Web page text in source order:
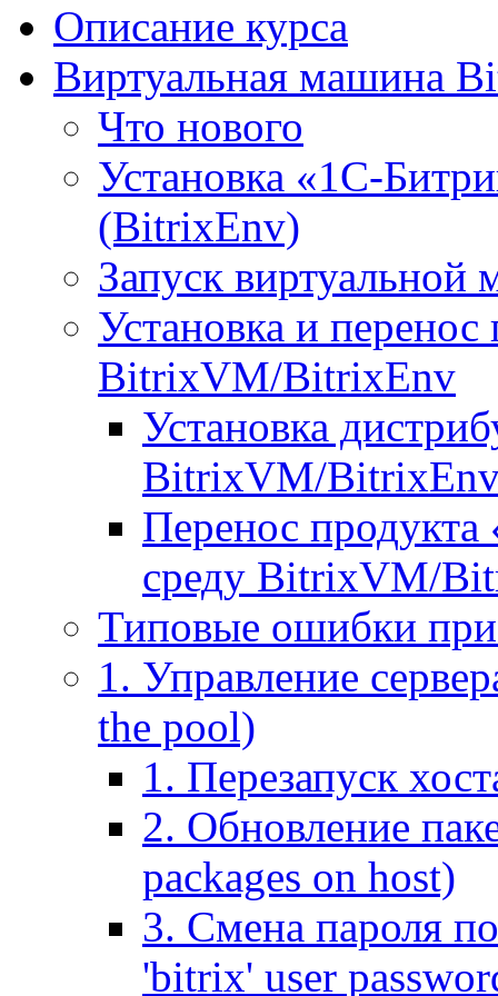
Описание курса
Виртуальная машина
Что нового
Установка «1С-
(BitrixEnv)
Запуск
Установка и
BitrixVM/BitrixEnv
Установка
BitrixVM/
Перенос
среду BitrixVM/
Типовые ошибки при
1. Управление
the pool)
1. Перезапуск
2. Обновление
packages on host)
3. Смена пароля
'bitrix' user